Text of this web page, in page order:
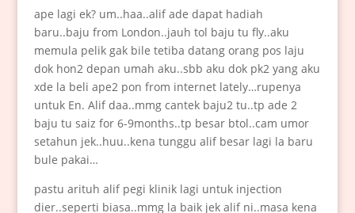
ape lagi ek? um..haa..alif ade dapat hadiah
baru..baju from London..jauh tol baju tu fly..aku
memula pelik gak bile tetiba datang orang pos laju
dok hon2 depan umah aku..sbb aku dok pk2 yang aku
xde la beli ape2 pon from internet lately…rupenya
untuk En. Alif daa..mmg cantek baju2 tu..tp ade 2
baju tu saiz for 6-9months..tp besar btol..cam umor
setahun jek..huu..kena tunggu alif besar lagi la baru
bule pakai…
pastu arituh alif pegi klinik lagi untuk injection
dier..seperti biasa..mmg la baik jek alif ni..masa kena